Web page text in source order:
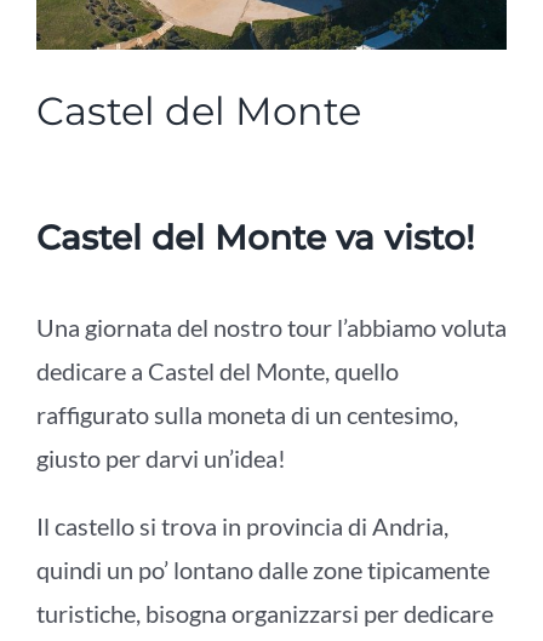
Castel del Monte
Castel del Monte va visto!
Una giornata del nostro tour l’abbiamo voluta
dedicare a Castel del Monte, quello
raffigurato sulla moneta di un centesimo,
giusto per darvi un’idea!
Il castello si trova in provincia di Andria,
quindi un po’ lontano dalle zone tipicamente
turistiche, bisogna organizzarsi per dedicare